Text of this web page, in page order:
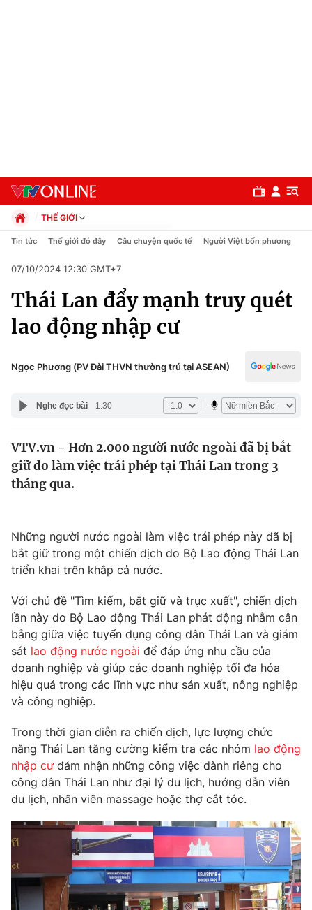
Chuyên mục
Chính trị
Pháp luật
Thế giới
Thế giới đó đây
Câu chuyện quốc tế
Tài chính
Thị trường
Góc doanh nghiệp
Dữ liệu và đời sống
Truyền hình
Phim VTV
Hậu trường
Nhân vật
Giải sao mai
Giải trí
Điện ảnh
Âm nhạc
Sao
Đời sống
Du lịch
Làm đẹp
Chất lượng cuộc sống
Tuyển sinh
Học trực tuyến
Công nghệ
Hitech Công nghệ tương lai
Sản phẩm
Thị trường
Tư vấn
Giao lưu trực tuyến
Lịch phát sóng
Chuyên mục khác
THẾ GIỚI
Chính trị
Pháp luật
Kinh tế
Thể thao
Truyền hình
Y tế
Công nghệ
Tin tức Thế giới đó đây Câu chuyện quốc tế Người Việt bốn phương
07/10/2024 12:30 GMT+7
Thái Lan đẩy mạnh truy quét
lao động nhập cư
Ngọc Phương (PV Đài THVN thường trú tại ASEAN)
Nghe đọc bài 1:30
VTV.vn - Hơn 2.000 người nước ngoài đã bị bắt
giữ do làm việc trái phép tại Thái Lan trong 3
tháng qua.
Những người nước ngoài làm việc trái phép này đã bị
bắt giữ trong một chiến dịch do Bộ Lao động Thái Lan
triển khai trên khắp cả nước.
Với chủ đề "Tìm kiếm, bắt giữ và trục xuất", chiến dịch
lần này do Bộ Lao động Thái Lan phát động nhằm cân
bằng giữa việc tuyển dụng công dân Thái Lan và giám
sát lao động nước ngoài để đáp ứng nhu cầu của
doanh nghiệp và giúp các doanh nghiệp tối đa hóa
hiệu quả trong các lĩnh vực như sản xuất, nông nghiệp
và công nghiệp.
Trong thời gian diễn ra chiến dịch, lực lượng chức
năng Thái Lan tăng cường kiểm tra các nhóm lao động
nhập cưđảm nhận những công việc dành riêng cho
công dân Thái Lan như đại lý du lịch, hướng dẫn viên
du lịch, nhân viên massage hoặc thợ cắt tóc.